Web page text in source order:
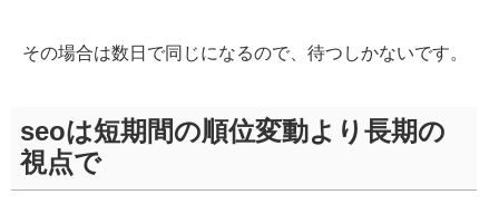
その場合は数日で同じになるので、待つしかないです。
seoは短期間の順位変動より長期の
視点で